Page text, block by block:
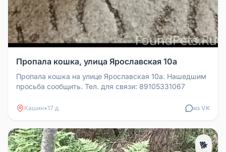
Пропала кошка, улица Ярославская 10а
Пропала кошка на улице Ярославская 10а. Нашедшим
просьба сообщить. Тел. для связи: 89105331067
Кашин•17 д из VK
🐕